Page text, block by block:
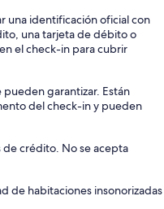
una identificación oficial con
una tarjeta de débito o
el check-in para cubrir
pueden garantizar. Están
del check-in y pueden
crédito. No se acepta
de habitaciones insonorizadas